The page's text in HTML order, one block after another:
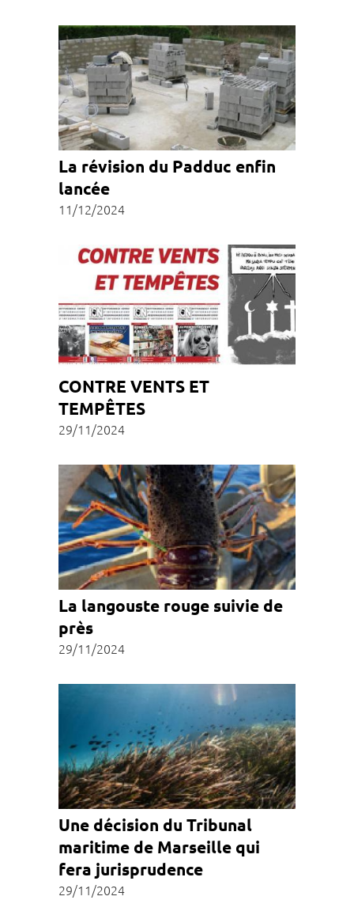
La révision du Padduc enfin
lancée
11/12/2024
CONTRE VENTS ET
TEMPÊTES
29/11/2024
La langouste rouge suivie de
près
29/11/2024
Une décision du Tribunal
maritime de Marseille qui
fera jurisprudence
29/11/2024